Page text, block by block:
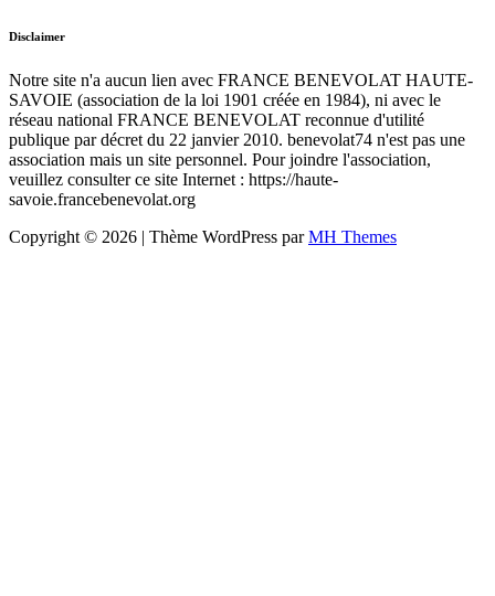
Disclaimer
Notre site n'a aucun lien avec FRANCE BENEVOLAT HAUTE-
SAVOIE (association de la loi 1901 créée en 1984), ni avec le
réseau national FRANCE BENEVOLAT reconnue d'utilité
publique par décret du 22 janvier 2010. benevolat74 n'est pas une
association mais un site personnel. Pour joindre l'association,
veuillez consulter ce site Internet : https://haute-
savoie.francebenevolat.org
Copyright © 2026 | Thème WordPress parMH Themes